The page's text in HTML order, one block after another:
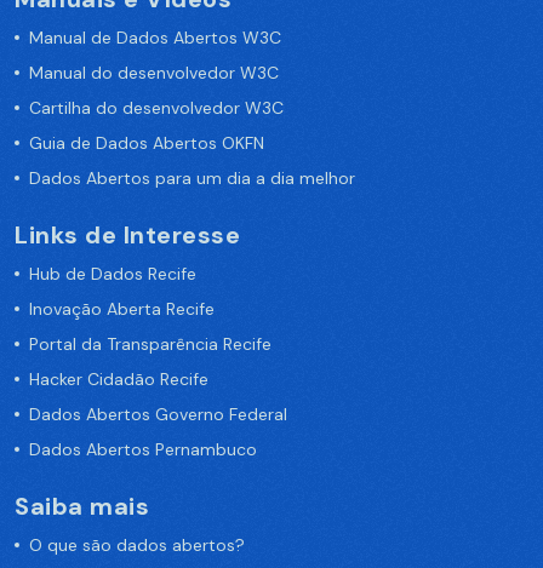
Manual de Dados Abertos W3C
Manual do desenvolvedor W3C
Cartilha do desenvolvedor W3C
Guia de Dados Abertos OKFN
Dados Abertos para um dia a dia melhor
Links de Interesse
Hub de Dados Recife
Inovação Aberta Recife
Portal da Transparência Recife
Hacker Cidadão Recife
Dados Abertos Governo Federal
Dados Abertos Pernambuco
Saiba mais
O que são dados abertos?